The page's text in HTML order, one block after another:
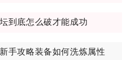
到底怎么破才能成功
手攻略装备如何洗炼属性